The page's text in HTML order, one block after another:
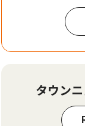
タウン